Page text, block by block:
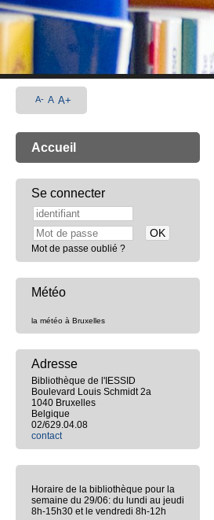
A- A A+
Accueil
Se connecter
Mot de passe oublié ?
Météo
la météo à Bruxelles
Adresse
Bibliothèque de l'IESSID
Boulevard Louis Schmidt 2a
1040 Bruxelles
Belgique
02/629.04.08
contact
Horaire de la bibliothèque pour la
semaine du 29/06: du lundi au jeudi
8h-15h30 et le vendredi 8h-12h